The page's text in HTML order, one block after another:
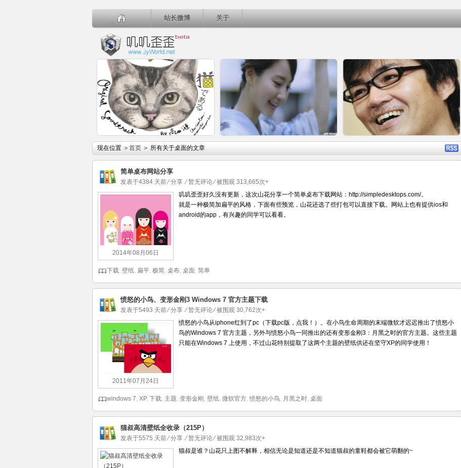
站长微博 关于
详细内容
2014秋山花最推崇日剧《咕咕是一
详细内容
日本广告精选提供下载 [不定时更
详细内容
东野圭吾推理小说分享：52部TX
现在位置 ＞ 首页 ＞ 所有关于桌面的文章
简单桌布网站分享
发表于4384 天前 ⁄分享 ⁄暂无评论⁄ 被围观 313,665次+
2014年08月06日
叽叽歪歪好久没有更新，这次山花分享一个简单桌布下载网站：http://simpledesktops.com/。
就是一种极简加扁平的风格，下面有些预览，山花还选了些打包可以直接下载。网站上也有提供ios和
android的app，有兴趣的同学可以看看。
下载, 壁纸, 扁平, 极简, 桌布, 桌面, 简单
愤怒的小鸟、变形金刚3 Windows 7 官方主题下载
发表于5493 天前 ⁄分享 ⁄暂无评论⁄ 被围观 30,762次+
2011年07月24日
愤怒的小鸟从iphone红到了pc（下载pc版，点我！）。在小鸟生命周期的末端微软才迟迟推出了愤怒小
鸟的Windows 7 官方主题，另外与愤怒小鸟一同推出的还有变形金刚3：月黑之时的官方主题。这些主题
只能在Windows 7 上使用，不过山花特别提取了这两个主题的壁纸供还在坚守XP的同学使用！
windows 7, XP, 下载, 主题, 变形金刚 , 壁纸, 微软官方, 愤怒的小鸟, 月黑之时, 桌面
猫叔高清壁纸全收录（215P）
发表于5575 天前 ⁄分享 ⁄暂无评论⁄ 被围观 32,983次+
猫叔是谁？山花只上图不解释，相信无论是知道还是不知道猫叔的童鞋都会被它萌翻的~